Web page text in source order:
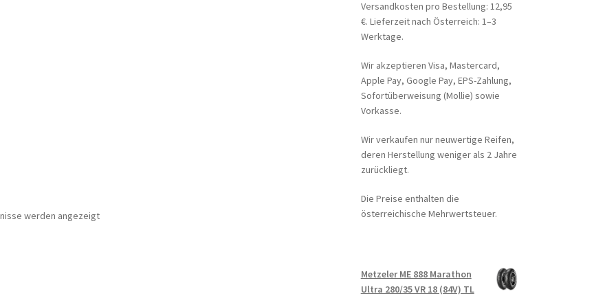
werden angezeigtNach
Versandkosten pro Bestellung: 12,95
€. Lieferzeit nach Österreich: 1–3
Werktage.
Wir akzeptieren Visa, Mastercard,
Apple Pay, Google Pay, EPS-Zahlung,
Sofortüberweisung (Mollie) sowie
Vorkasse.
Wir verkaufen nur neuwertige Reifen,
deren Herstellung weniger als 2 Jahre
zurückliegt.
Die Preise enthalten die
österreichische Mehrwertsteuer.
Metzeler ME 888 Marathon
Ultra 280/35 VR 18 (84V) TL